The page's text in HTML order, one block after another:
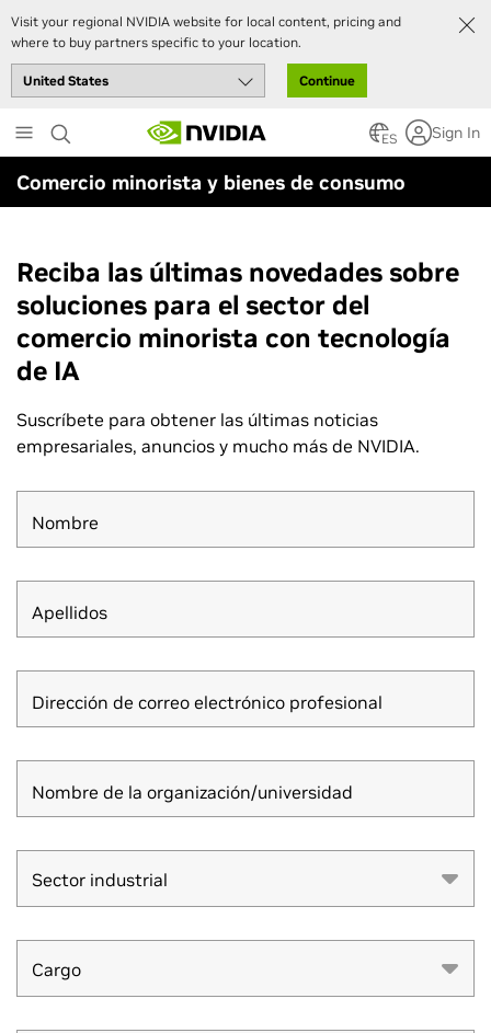
Visit your regional NVIDIA website for local content, pricing and
where to buy partners specific to your location.
Continue
to
main
content
ES Sign In
Comercio minorista y bienes de consumo
Reciba las últimas novedades sobre
soluciones para el sector del
comercio minorista con tecnología
de IA
Suscríbete para obtener las últimas noticias
empresariales, anuncios y mucho más de NVIDIA.
Nombre
Apellidos
Dirección de correo electrónico profesional
Nombre de la organización/universidad
Sector industrial
Sector industrial
Cargo
Cargo